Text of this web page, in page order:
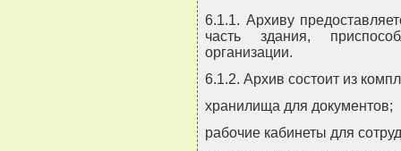
6.1.1. Архиву
часть здания,
организации.
6.1.2. Архив состоит из
хранилища для документов;
рабочие кабинеты для